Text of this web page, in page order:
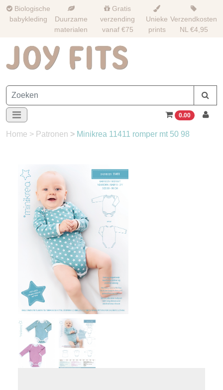
Biologische
babykleding
Duurzame
materialen
Gratis
verzending
vanaf €75
Unieke
prints
Verzendkosten
NL €4,95
0.00
Home > Patronen > Minikrea 11411 romper mt 50 98